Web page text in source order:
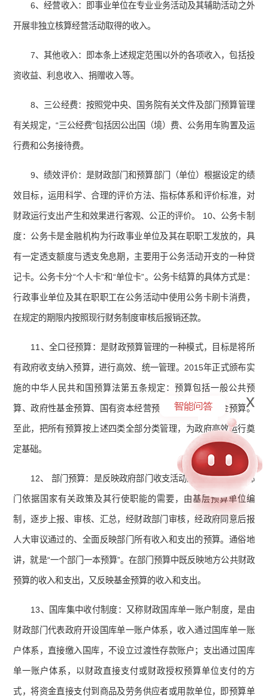
6、经营收入：即事业单位在专业业务活动及其辅助活动之外
开展非独立核算经营活动取得的收入。
7、其他收入：即本条上述规定范围以外的各项收入，包括投
资收益、利息收入、捐赠收入等。
8、三公经费：按照党中央、国务院有关文件及部门预算管理
有关规定，“三公经费”包括因公出国（境）费、公务用车购置及运
行费和公务接待费。
9、绩效评价：是财政部门和预算部门（单位）根据设定的绩
效目标，运用科学、合理的评价方法、指标体系和评价标准，对
财政运行支出产生和效果进行客观、公正的评价。 10、公务卡制
度：公务卡是金融机构为行政事业单位及其在职职工发放的，具
有一定透支额度与透支免息期，主要用于公务活动开支的一种贷
记卡。公务卡分“个人卡”和“单位卡”。公务卡结算的具体方式是：
行政事业单位及其在职职工在公务活动中使用公务卡刷卡消费，
在规定的期限内按照现行财务制度审核后报销还款。
11、全口径预算：是财政预算管理的一种模式，目标是将所
有政府收支纳入预算，进行高效、统一管理。2015年正式颁布实
施的中华人民共和国预算法第五条规定：预算包括一般公共预
算、政府性基金预算、国有资本经营预算、社会保险基金预算。
至此，把所有预算按上述四类全部分类管理，为政府高效运行奠
定基础。
12、 部门预算：是反映政府部门收支活动的预算。是政府部
门依据国家有关政策及其行使职能的需要，由基层预算单位编
制，逐步上报、审核、汇总，经财政部门审核，经政府同意后报
人大审议通过的、全面反映部门所有收入和支出的预算。通俗地
讲，就是“一个部门一本预算”。在部门预算中既反映地方公共财政
预算的收入和支出，又反映基金预算的收入和支出。
13、国库集中收付制度：又称财政国库单一账户制度，是由
财政部门代表政府开设国库单一账户体系，收入通过国库单一账
户体系，直接缴入国库，不设立过渡性存款账户；支出通过国库
单一账户体系，以财政直接支付或财政授权预算单位支付的方
式，将资金直接支付到商品及劳务供应者或用款单位，即预算单
x